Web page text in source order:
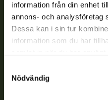
information från din enhet
annons- och analysföretag
Dessa kan i sin tur
information som du har
Nödvändig
Finlands viltcentral
Finlands viltcentral främjar en
som föreskrivs.